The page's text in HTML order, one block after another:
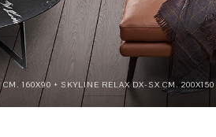
160X90 + SKYLINE RELAX DX-SX CM.